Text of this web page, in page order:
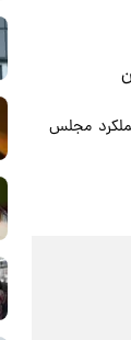
مجلس